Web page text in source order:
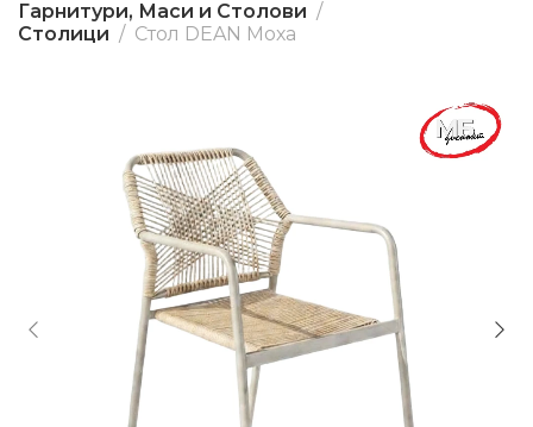
Гарнитури, Маси и Столови
Столици
Стол DEAN Моха